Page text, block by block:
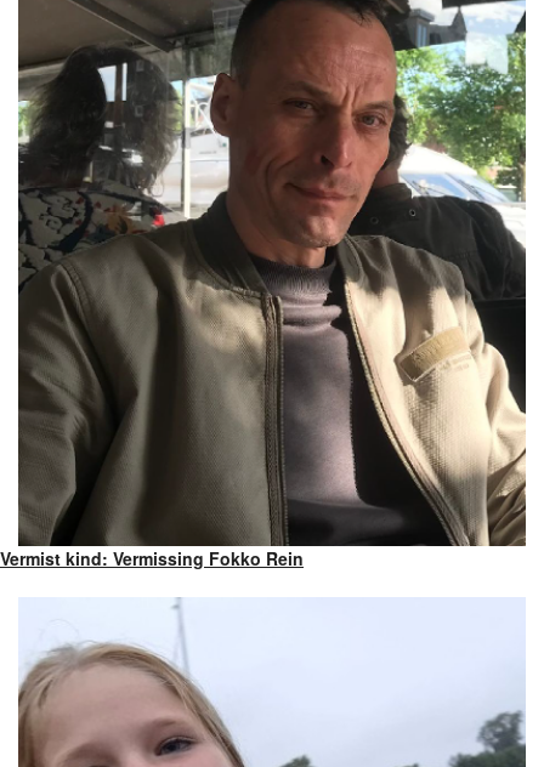
Vermist kind: Vermissing Fokko Rein